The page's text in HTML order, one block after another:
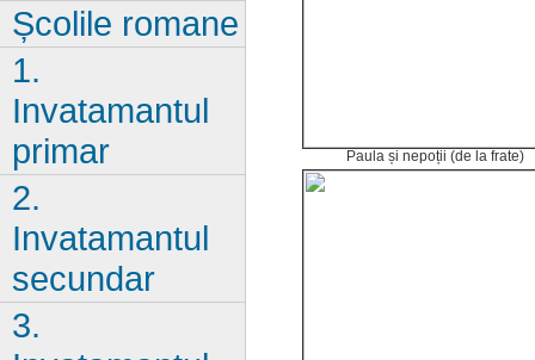
Paula și nepoții (de la frate)
Școlile romane
1.
Invatamantul
primar
2.
Invatamantul
secundar
3.